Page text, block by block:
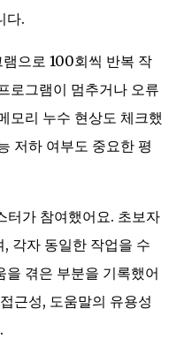
다.
으로 100회씩 반복 작
로그램이 멈추거나 오류
모리 누수 현상도 체크했
저하 여부도 중요한 평
터가 참여했어요. 초보자
각자 동일한 작업을 수
을 겪은 부분을 기록했어
근성, 도움말의 유용성